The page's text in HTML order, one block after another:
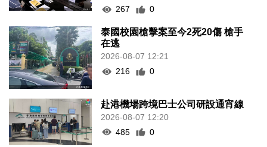
267
0
泰國校園槍擊案至今2死20傷 槍手
在逃
2026-08-07 12:21
216
0
赴港機場跨境巴士公司研設通宵線
2026-08-07 12:20
485
0